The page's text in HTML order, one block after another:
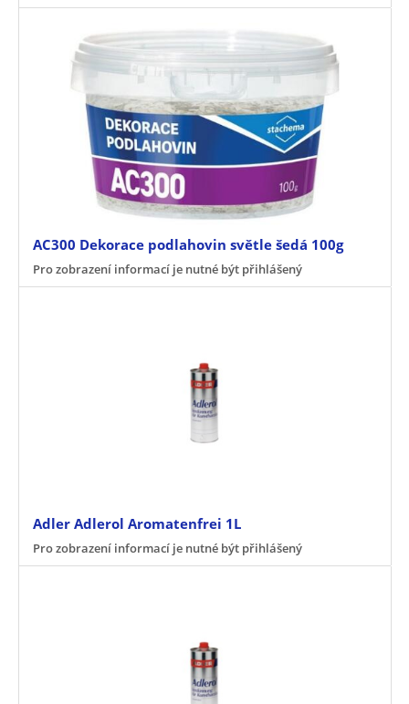
AC300 Dekorace podlahovin světle šedá 100g
Pro zobrazení informací je nutné být přihlášený
Adler Adlerol Aromatenfrei 1L
Pro zobrazení informací je nutné být přihlášený